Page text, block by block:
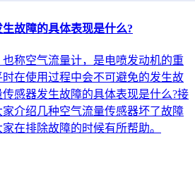
故障的具体表现是什么?
称空气流量计，是电喷发动机的重
在使用过程中会不可避免的发生故
感器发生故障的具体表现是什么?接
介绍几种空气流量传感器坏了故障
在排除故障的时候有所帮助。